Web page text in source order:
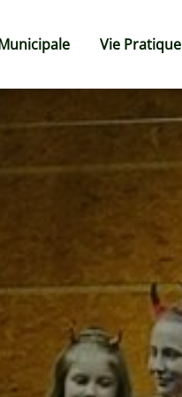
Vie Pratique